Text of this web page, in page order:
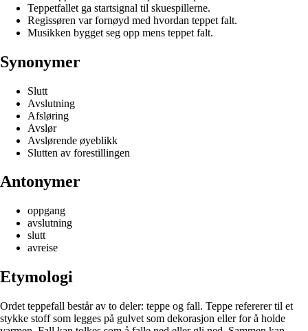
Teppetfallet ga startsignal til skuespillerne.
Regissøren var fornøyd med hvordan teppet falt.
Musikken bygget seg opp mens teppet falt.
Synonymer
Slutt
Avslutning
Afsløring
Avslør
Avslørende øyeblikk
Slutten av forestillingen
Antonymer
oppgang
avslutning
slutt
avreise
Etymologi
Ordet teppefall består av to deler: teppe og fall. Teppe refererer til et
stykke stoff som legges på gulvet som dekorasjon eller for å holde